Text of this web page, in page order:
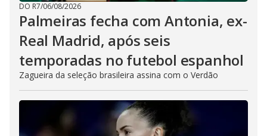
DO R7/06/08/2026
Palmeiras fecha com Antonia, ex-
Real Madrid, após seis
temporadas no futebol espanhol
Zagueira da seleção brasileira assina com o Verdão